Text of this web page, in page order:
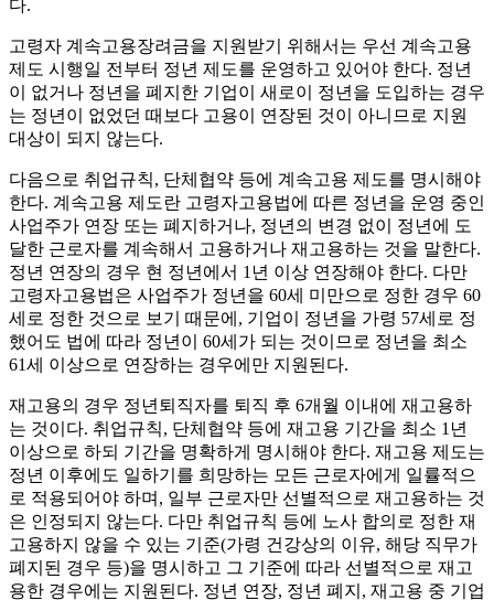
다.
고령자 계속고용장려금을 지원받기 위해서는 우선 계속고용
제도 시행일 전부터 정년 제도를 운영하고 있어야 한다. 정년
이 없거나 정년을 폐지한 기업이 새로이 정년을 도입하는 경우
는 정년이 없었던 때보다 고용이 연장된 것이 아니므로 지원
대상이 되지 않는다.
다음으로 취업규칙, 단체협약 등에 계속고용 제도를 명시해야
한다. 계속고용 제도란 고령자고용법에 따른 정년을 운영 중인
사업주가 연장 또는 폐지하거나, 정년의 변경 없이 정년에 도
달한 근로자를 계속해서 고용하거나 재고용하는 것을 말한다.
정년 연장의 경우 현 정년에서 1년 이상 연장해야 한다. 다만
고령자고용법은 사업주가 정년을 60세 미만으로 정한 경우 60
세로 정한 것으로 보기 때문에, 기업이 정년을 가령 57세로 정
했어도 법에 따라 정년이 60세가 되는 것이므로 정년을 최소
61세 이상으로 연장하는 경우에만 지원된다.
재고용의 경우 정년퇴직자를 퇴직 후 6개월 이내에 재고용하
는 것이다. 취업규칙, 단체협약 등에 재고용 기간을 최소 1년
이상으로 하되 기간을 명확하게 명시해야 한다. 재고용 제도는
정년 이후에도 일하기를 희망하는 모든 근로자에게 일률적으
로 적용되어야 하며, 일부 근로자만 선별적으로 재고용하는 것
은 인정되지 않는다. 다만 취업규칙 등에 노사 합의로 정한 재
고용하지 않을 수 있는 기준(가령 건강상의 이유, 해당 직무가
폐지된 경우 등)을 명시하고 그 기준에 따라 선별적으로 재고
용한 경우에는 지원된다. 정년 연장, 정년 폐지, 재고용 중 기업